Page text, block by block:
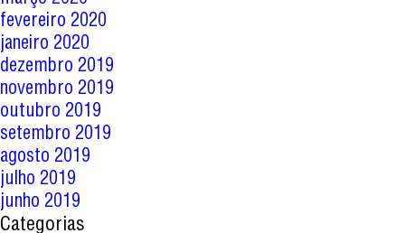
fevereiro 2020
janeiro 2020
dezembro 2019
novembro 2019
outubro 2019
setembro 2019
agosto 2019
julho 2019
junho 2019
Categorias